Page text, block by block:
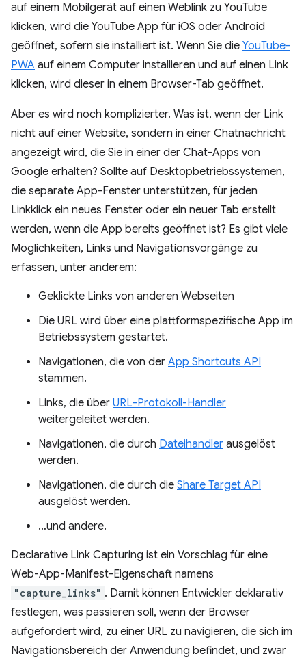
auf einem Mobilgerät auf einen Weblink zu YouTube
klicken, wird die YouTube App für iOS oder Android
geöffnet, sofern sie installiert ist. Wenn Sie die YouTube-
PWA auf einem Computer installieren und auf einen Link
klicken, wird dieser in einem Browser-Tab geöffnet.
Aber es wird noch komplizierter. Was ist, wenn der Link
nicht auf einer Website, sondern in einer Chatnachricht
angezeigt wird, die Sie in einer der Chat-Apps von
Google erhalten? Sollte auf Desktopbetriebssystemen,
die separate App-Fenster unterstützen, für jeden
Linkklick ein neues Fenster oder ein neuer Tab erstellt
werden, wenn die App bereits geöffnet ist? Es gibt viele
Möglichkeiten, Links und Navigationsvorgänge zu
erfassen, unter anderem:
Geklickte Links von anderen Webseiten
Die URL wird über eine plattformspezifische App im
Betriebssystem gestartet.
Navigationen, die von der App Shortcuts API
stammen.
Links, die über URL-Protokoll-Handler
weitergeleitet werden.
Navigationen, die durch Dateihandler ausgelöst
werden.
Navigationen, die durch die Share Target API
ausgelöst werden.
…und andere.
Declarative Link Capturing ist ein Vorschlag für eine
Web-App-Manifest-Eigenschaft namens
"capture_links" . Damit können Entwickler deklarativ
festlegen, was passieren soll, wenn der Browser
aufgefordert wird, zu einer URL zu navigieren, die sich im
Navigationsbereich der Anwendung befindet, und zwar